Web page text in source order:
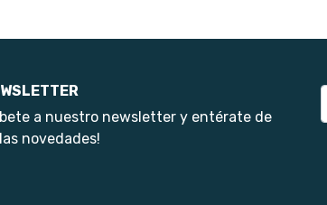
a nuestro newsletter y entérate de
novedades!